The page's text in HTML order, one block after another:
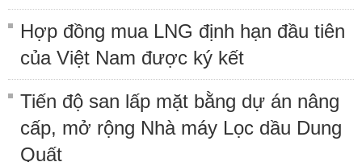
Hợp đồng mua LNG định hạn đầu tiên
của Việt Nam được ký kết
Tiến độ san lấp mặt bằng dự án nâng
cấp, mở rộng Nhà máy Lọc dầu Dung
Quất